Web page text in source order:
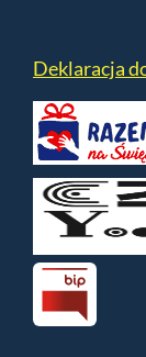
Deklaracja